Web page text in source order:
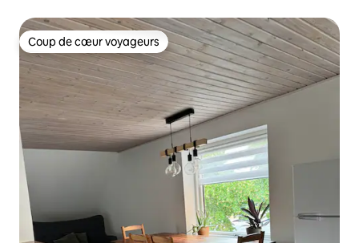
Coup de cœur voyageurs
Coup de cœur voyageurs